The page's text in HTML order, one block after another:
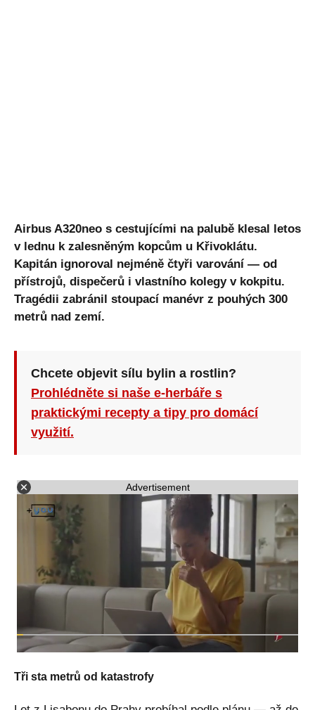
Airbus A320neo s cestujícími na palubě klesal letos
v lednu k zalesněným kopcům u Křivoklátu.
Kapitán ignoroval nejméně čtyři varování — od
přístrojů, dispečerů i vlastního kolegy v kokpitu.
Tragédii zabránil stoupací manévr z pouhých 300
metrů nad zemí.
Chcete objevit sílu bylin a rostlin?
Prohlédněte si naše e-herbáře s
praktickými recepty a tipy pro domácí
využití.
Advertisement
Tři sta metrů od katastrofy